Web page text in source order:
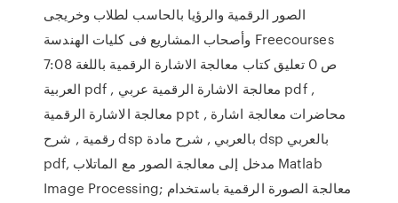
الصور الرقمية والرؤيا بالحاسب لطلاب وخريجى
وأصحاب المشاريع فى كليات الهندسة Freecourses
7:08 ص 0 تعليق كتاب معالجة الاشارة الرقمية باللغة
العربية pdf , معالجة الاشارة الرقمية عربي pdf ,
معالجة الاشارة الرقمية ppt , محاضرات معالجة اشارة
رقمية , شرح dsp بالعربي , شرح مادة dsp بالعربي
pdf, مدخل إلى معالجة الصور مع الماتلاب Matlab
Image Processing; معالجة الصورة الرقمية باستخدام